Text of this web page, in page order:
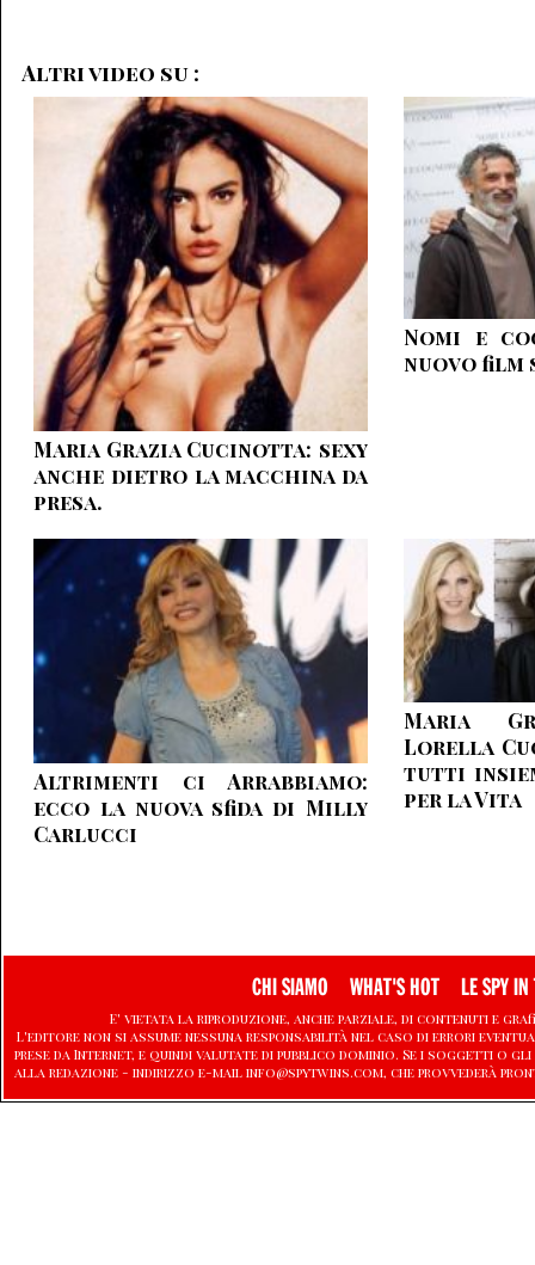
Altri video su :
Maria Grazia Cucinotta: sexy
anche dietro la macchina da
presa.
Nomi e
nuovo
Altrimenti ci Arrabbiamo:
ecco la nuova sfida di Milly
Carlucci
Maria
Lorella
tutti
per la Vita
CHI SIAMO WHAT'S HOT LE SPY IN
E' vietata la riproduzione, anche parziale, di contenuti e
L'editore non si assume nessuna responsabilità nel caso di errori
prese da Internet, e quindi valutate di pubblico dominio. Se i soggetti
alla redazione - indirizzo e-mail info@spytwins.com, che provvederà